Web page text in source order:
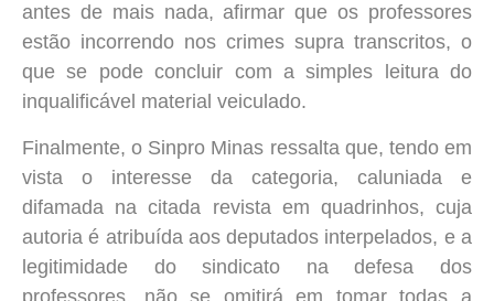
antes de mais nada, afirmar que os professores
estão incorrendo nos crimes supra transcritos, o
que se pode concluir com a simples leitura do
inqualificável material veiculado.
Finalmente, o Sinpro Minas ressalta que, tendo em
vista o interesse da categoria, caluniada e
difamada na citada revista em quadrinhos, cuja
autoria é atribuída aos deputados interpelados, e a
legitimidade do sindicato na defesa dos
professores, não se omitirá em tomar todas a